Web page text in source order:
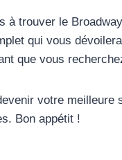
à trouver le
qui vous
que vous
votre
Bon appétit !